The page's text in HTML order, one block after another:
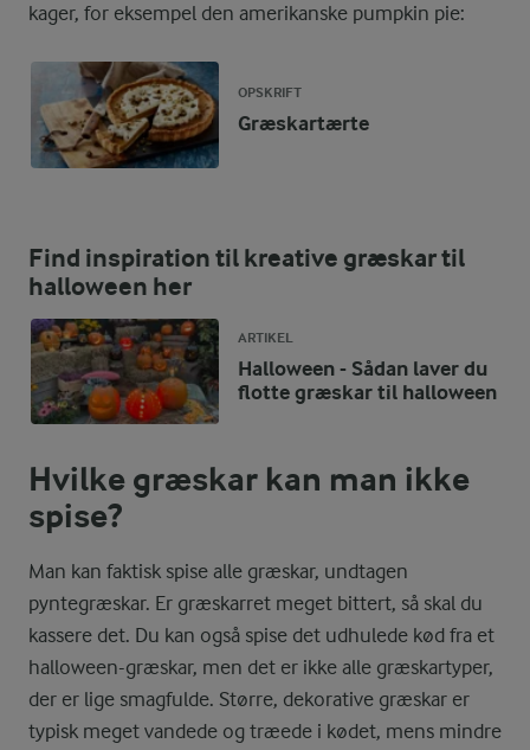
kager, for eksempel den amerikanske pumpkin pie:
OPSKRIFT
Græskartærte
Find inspiration til kreative græskar til
halloween her
ARTIKEL
Halloween - Sådan laver du
flotte græskar til halloween
Hvilke græskar kan man ikke
spise?
Man kan faktisk spise alle græskar, undtagen
pyntegræskar. Er græskarret meget bittert, så skal du
kassere det. Du kan også spise det udhulede kød fra et
halloween-græskar, men det er ikke alle græskartyper,
der er lige smagfulde. Større, dekorative græskar er
typisk meget vandede og træede i kødet, mens mindre